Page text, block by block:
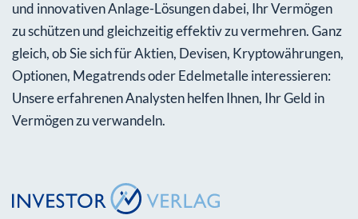
und innovativen Anlage-Lösungen dabei, Ihr Vermögen
zu schützen und gleichzeitig effektiv zu vermehren. Ganz
gleich, ob Sie sich für Aktien, Devisen, Kryptowährungen,
Optionen, Megatrends oder Edelmetalle interessieren:
Unsere erfahrenen Analysten helfen Ihnen, Ihr Geld in
Vermögen zu verwandeln.